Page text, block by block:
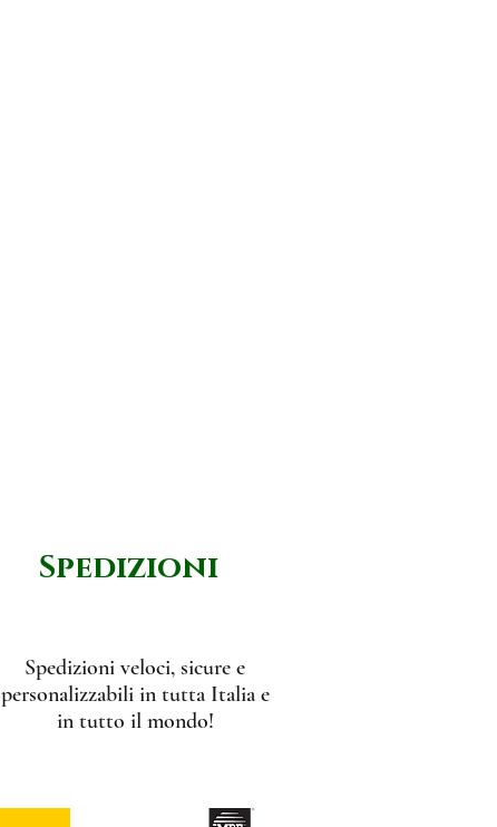
Spedizioni
Spedizioni veloci, sicure e
personalizzabili in tutta Italia e
in tutto il mondo!